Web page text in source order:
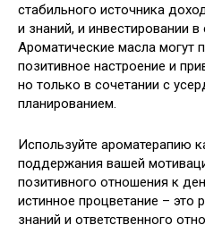
стабильного источника
и знаний, и инвестировании
Ароматические масла могут
позитивное настроение и
но только в сочетании с
планированием.
Используйте ароматерапию
поддержания вашей
позитивного отношения к
истинное процветание – это
знаний и ответственного